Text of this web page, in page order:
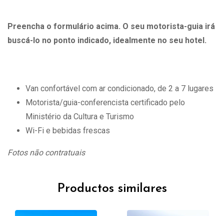
Preencha o formulário acima. O seu motorista-guia irá
buscá-lo no ponto indicado, idealmente no seu hotel.
Van confortável com ar condicionado, de 2 a 7 lugares
Motorista/guia-conferencista certificado pelo
Ministério da Cultura e Turismo
Wi-Fi e bebidas frescas
Fotos não contratuais
Productos similares